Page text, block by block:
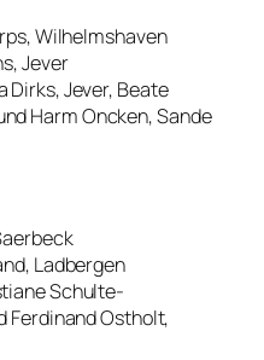
Wilhelmshaven
Jever
Dirks, Jever, Beate
Harm Oncken, Sande
Ladbergen
Schulte-
Ferdinand Ostholt,